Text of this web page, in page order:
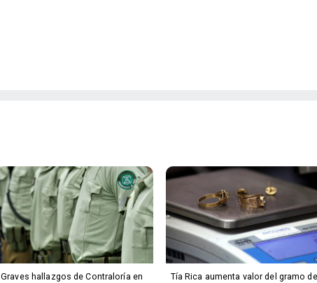
Graves hallazgos de Contraloría en
Tía Rica aumenta valor del gramo de